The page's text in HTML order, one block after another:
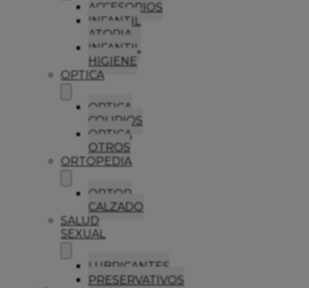
ACCESORIOS
INFANTIL
ATOPIA
INFANTIL
HIGIENE
OPTICA
OPTICA
COLIRIOS
OPTICA
OTROS
ORTOPEDIA
ORTOP
CALZADO
SALUD
SEXUAL
LUBRICANTES
PRESERVATIVOS